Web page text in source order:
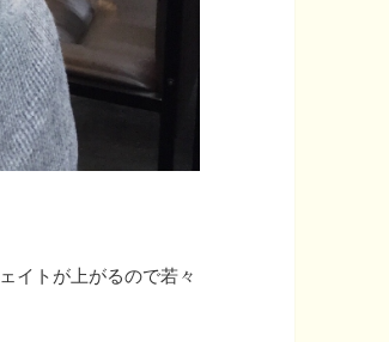
イトが上がるので若々